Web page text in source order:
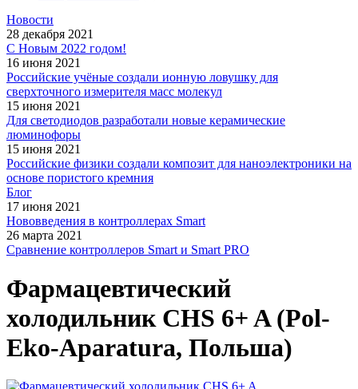
Новости
28 декабря 2021
С Новым 2022 годом!
16 июня 2021
Российские учёные создали ионную ловушку для
сверхточного измерителя масс молекул
15 июня 2021
Для светодиодов разработали новые керамические
люминофоры
15 июня 2021
Российские физики создали композит для наноэлектроники на
основе пористого кремния
Блог
17 июня 2021
Нововведения в контроллерах Smart
26 марта 2021
Сравнение контроллеров Smart и Smart PRO
Фармацевтический
холодильник CHS 6+ A (Pol-
Eko-Aparatura, Польша)